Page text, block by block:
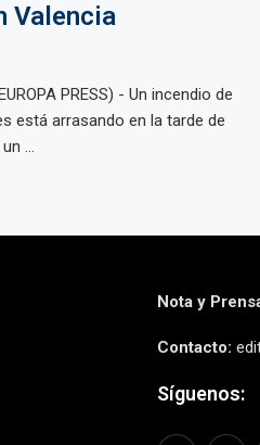
Valencia
PRESS) - Un incendio de
está arrasando en la tarde de
...
Nota y
Contacto:
Síguenos: